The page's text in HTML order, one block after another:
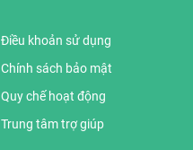
Điều khoản sử dụng
Chính sách bảo mật
Quy chế hoạt động
Trung tâm trợ giúp